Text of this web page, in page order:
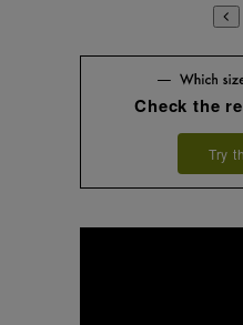
AB5
Check the
Try